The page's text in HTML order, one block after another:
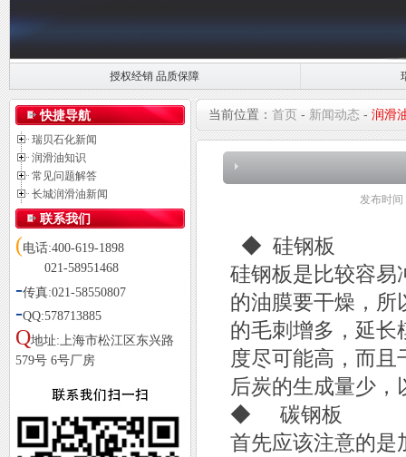
授权经销 品质保障
授权经销 品质保障
瑞贝石化 专业润滑
快捷导航
瑞贝石化新闻
润滑油知识
常见问题解答
长城润滑油新闻
联系我们
(电话:400-619-1898
021-58951468
-传真:021-58550807
-QQ:578713885
Q地址:上海市松江区东兴路
579号 6号厂房
当前位置： 首页 - 新闻动态 - 润滑
发布时间
◆ 硅钢板
硅钢板是比较容易
的油膜要干燥，所
的毛刺增多，延长
度尽可能高，而
后炭的生成量少
◆ 碳钢板
首先应该注意的是